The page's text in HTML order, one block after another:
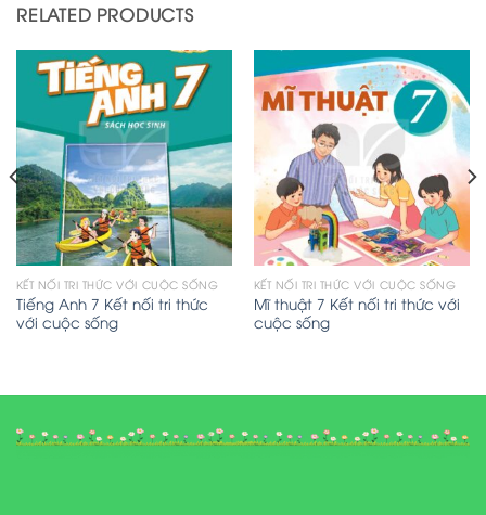
RELATED PRODUCTS
KẾT NỐI TRI THỨC VỚI CUỘC SỐNG
Tiếng Anh 7 Kết nối tri thức
với cuộc sống
KẾT NỐI TRI THỨC VỚI CUỘC SỐNG
Mĩ thuật 7 Kết nối tri thức với
cuộc sống